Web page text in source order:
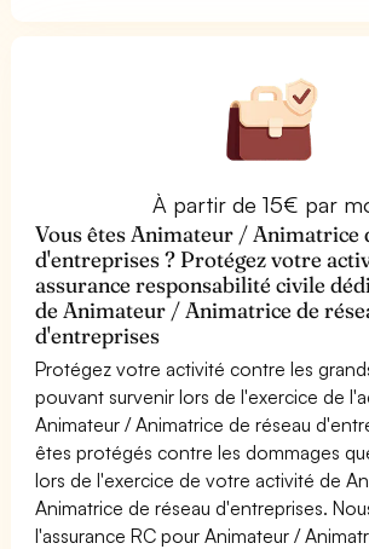
À partir de 15€ par
Vous êtes Animateur / Animatrice
d'entreprises ? Protégez votre
assurance responsabilité civile
de Animateur / Animatrice de
d'entreprises
Protégez votre activité contre les
pouvant survenir lors de l'exercice de
Animateur / Animatrice de réseau
êtes protégés contre les dommages
lors de l'exercice de votre activité de
Animatrice de réseau d'entreprises.
l'assurance RC pour Animateur /